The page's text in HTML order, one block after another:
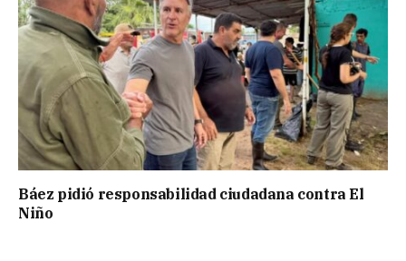
Báez pidió responsabilidad ciudadana contra El
Niño